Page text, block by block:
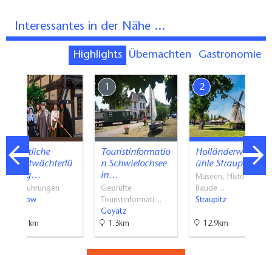
Interessantes in der Nähe ...
Highlights Übernachten Gastronomie
Öffentliche
Nachtwächterfü
hrung…
Stadtführungen
Beeskow
18.1km
1
Touristinformatio
n Schwielochsee
in…
Geprüfte
Touristinformati…
Goyatz
1.3km
2
Holländerwindm
ühle Straupitz
Museen, Historische
Baude…
Straupitz
12.9km